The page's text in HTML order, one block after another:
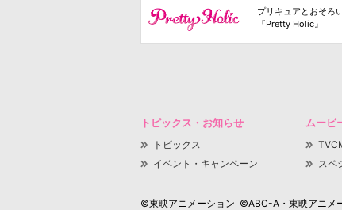
プリキュアとおそろ
『Pretty Holic』
トピックス・お知らせ
トピックス
イベント・キャンペーン
ムービ
スペ
©東映アニメーション ©ABC-A・東映アニ